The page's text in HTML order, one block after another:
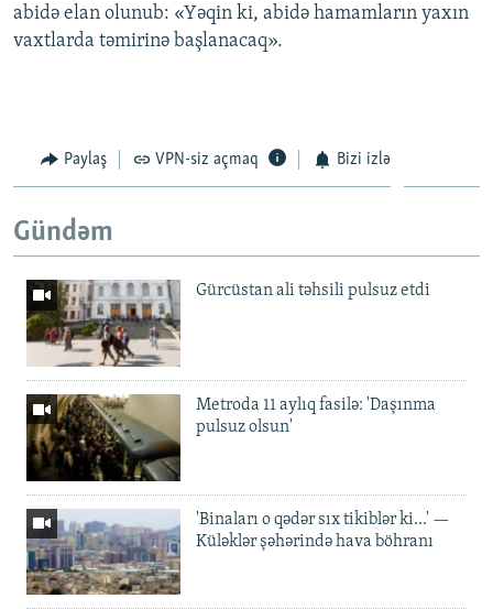
abidə elan olunub: «Yəqin ki, abidə hamamların yaxın
vaxtlarda təmirinə başlanacaq».
Paylaş VPN-siz açmaq Bizi izlə
Gündəm
Gürcüstan ali təhsili pulsuz etdi
Metroda 11 aylıq fasilə: 'Daşınma
pulsuz olsun'
'Binaları o qədər sıx tikiblər ki...' —
Küləklər şəhərində hava böhranı